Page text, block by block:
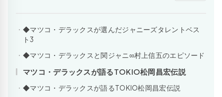
◆マツコ・デラックスが選んだジャニーズタレントベス
ト3
◆マツコ・デラックスと関ジャニ∞村上信五のエピソード
マツコ・デラックスが語るTOKIO松岡昌宏伝説
◆マツコ・デラックスが語るTOKIO松岡昌宏伝説